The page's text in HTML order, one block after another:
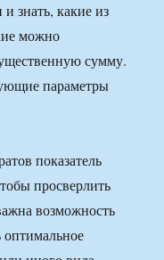
и знать, какие из
можно
сумму.
параметры
показатель
просверлить
возможность
оптимальное